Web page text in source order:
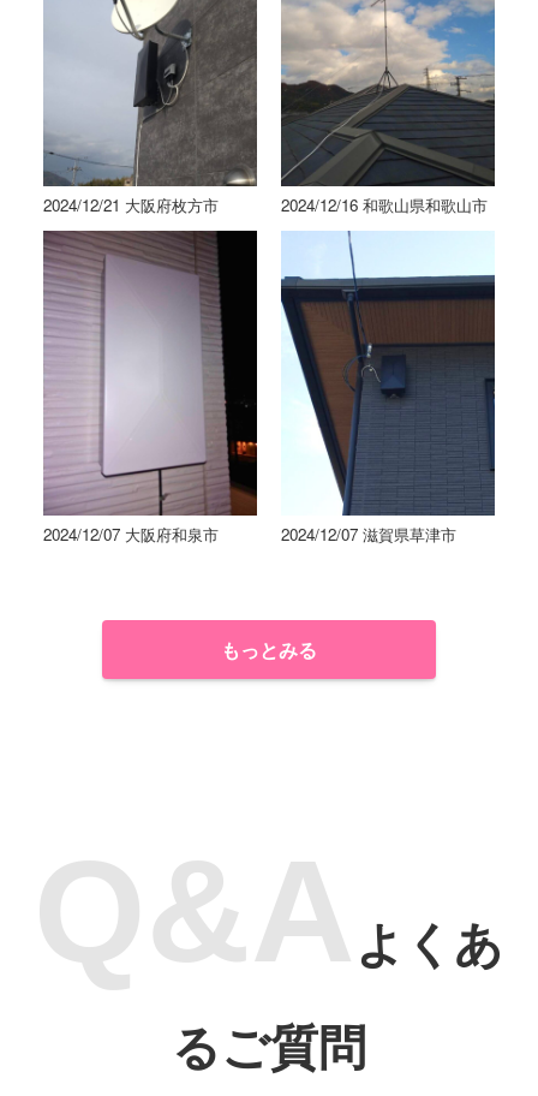
2024/12/21 大阪府枚方市 2024/12/16 和歌山県和歌山市
2024/12/07 大阪府和泉市 2024/12/07 滋賀県草津市
もっとみる
よくあ
るご質問